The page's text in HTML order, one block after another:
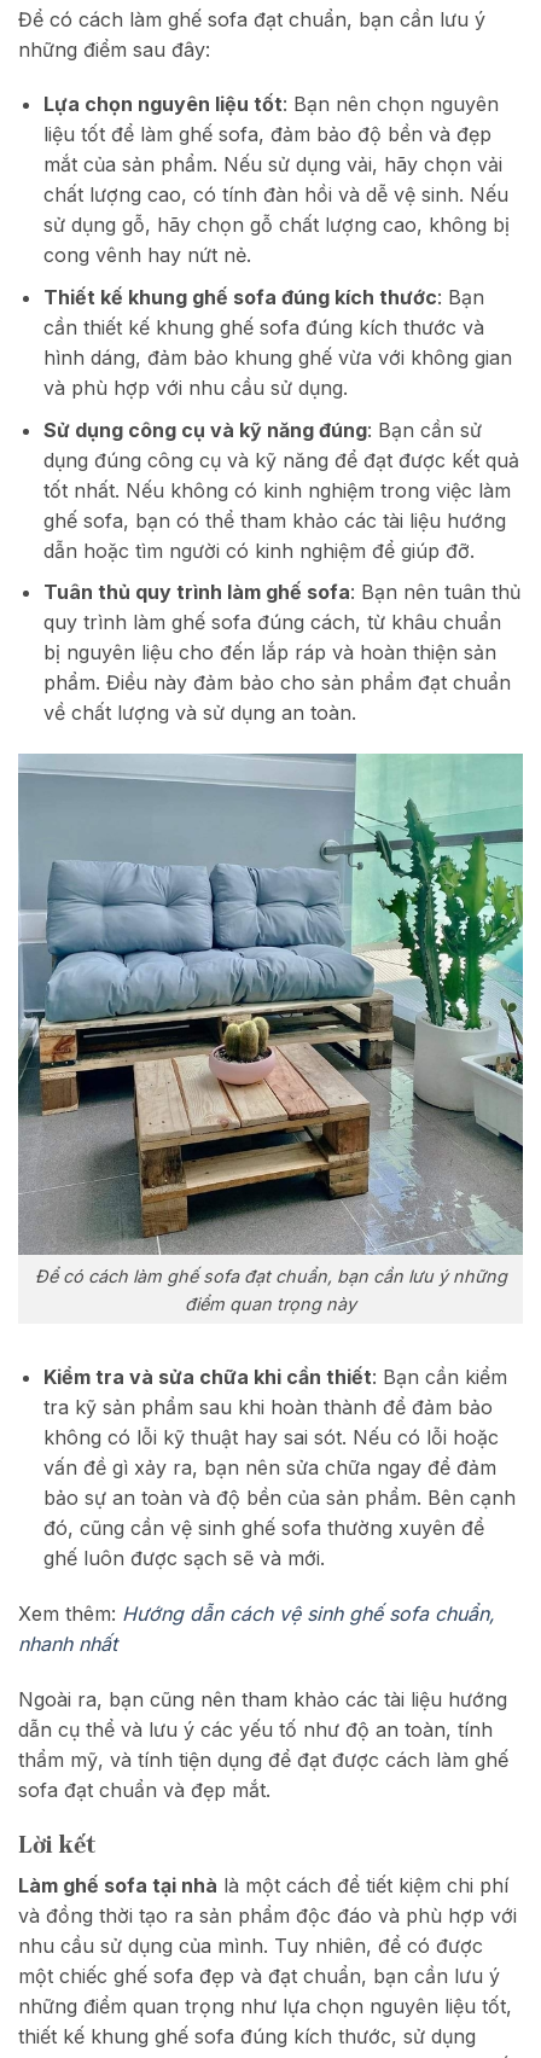
Để có cách làm ghế sofa đạt chuẩn, bạn cần lưu ý
những điểm sau đây:
Lựa chọn nguyên liệu tốt: Bạn nên chọn nguyên
liệu tốt để làm ghế sofa, đảm bảo độ bền và đẹp
mắt của sản phẩm. Nếu sử dụng vải, hãy chọn vải
chất lượng cao, có tính đàn hồi và dễ vệ sinh. Nếu
sử dụng gỗ, hãy chọn gỗ chất lượng cao, không bị
cong vênh hay nứt nẻ.
Thiết kế khung ghế sofa đúng kích thước: Bạn
cần thiết kế khung ghế sofa đúng kích thước và
hình dáng, đảm bảo khung ghế vừa với không gian
và phù hợp với nhu cầu sử dụng.
Sử dụng công cụ và kỹ năng đúng: Bạn cần sử
dụng đúng công cụ và kỹ năng để đạt được kết quả
tốt nhất. Nếu không có kinh nghiệm trong việc làm
ghế sofa, bạn có thể tham khảo các tài liệu hướng
dẫn hoặc tìm người có kinh nghiệm để giúp đỡ.
Tuân thủ quy trình làm ghế sofa: Bạn nên tuân thủ
quy trình làm ghế sofa đúng cách, từ khâu chuẩn
bị nguyên liệu cho đến lắp ráp và hoàn thiện sản
phẩm. Điều này đảm bảo cho sản phẩm đạt chuẩn
về chất lượng và sử dụng an toàn.
Để có cách làm ghế sofa đạt chuẩn, bạn cần lưu ý những
điểm quan trọng này
Kiểm tra và sửa chữa khi cần thiết: Bạn cần kiểm
tra kỹ sản phẩm sau khi hoàn thành để đảm bảo
không có lỗi kỹ thuật hay sai sót. Nếu có lỗi hoặc
vấn đề gì xảy ra, bạn nên sửa chữa ngay để đảm
bảo sự an toàn và độ bền của sản phẩm. Bên cạnh
đó, cũng cần vệ sinh ghế sofa thường xuyên để
ghế luôn được sạch sẽ và mới.
Xem thêm: Hướng dẫn cách vệ sinh ghế sofa chuẩn,
nhanh nhất
Ngoài ra, bạn cũng nên tham khảo các tài liệu hướng
dẫn cụ thể và lưu ý các yếu tố như độ an toàn, tính
thẩm mỹ, và tính tiện dụng để đạt được cách làm ghế
sofa đạt chuẩn và đẹp mắt.
Lời kết
Làm ghế sofa tại nhà là một cách để tiết kiệm chi phí
và đồng thời tạo ra sản phẩm độc đáo và phù hợp với
nhu cầu sử dụng của mình. Tuy nhiên, để có được
một chiếc ghế sofa đẹp và đạt chuẩn, bạn cần lưu ý
những điểm quan trọng như lựa chọn nguyên liệu tốt,
thiết kế khung ghế sofa đúng kích thước, sử dụng